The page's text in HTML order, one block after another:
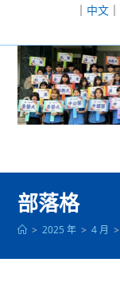
至
｜ 中文｜
部落格
> 2025 年 > 4 月 >